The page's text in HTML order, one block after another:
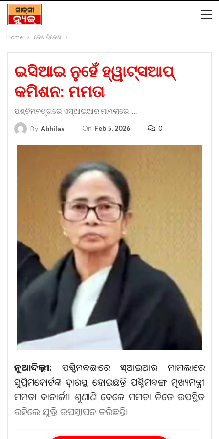
Home ଦେଶ ବିଦେଶ
ଇସିଆଇ ନୁହେଁ ହ୍ୱାଟ୍‌ସଆପ୍‌
କମିଶନ: ମମତା
ପଶ୍ଚିମବଙ୍ଗରେ ଏସ୍‌ଆଇଆର ମାମଲାରେ ….
By Abhilas On Feb 5, 2026 0
ନୂଆଦିଲ୍ଲୀ: ପଶ୍ଚିମବଙ୍ଗରେ ଏସ୍‌ଆଇଆର ମାମଲାରେ
ସୁପ୍ରିମକୋର୍ଟଙ୍କ ଦ୍ୱାରସ୍ଥ ହୋଇଛନ୍ତି ପଶ୍ଚିମବଙ୍ଗ ମୁଖ୍ୟମନ୍ତ୍ରୀ
ମମତା ବାନାର୍ଜୀ। ଶୁଣାଣି ବେଳେ ମମତା ନିଜେ ଉପସ୍ଥିତ
ରହିଲେ ଯୁକ୍ତି ଉପସ୍ଥାପନ କରିଛନ୍ତି।